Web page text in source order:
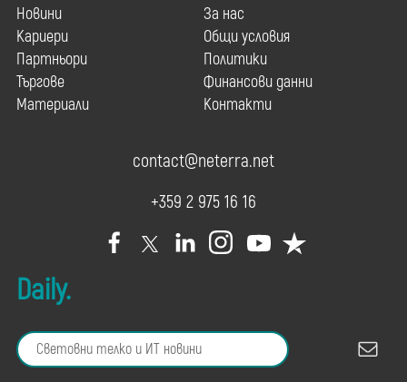
Новини
Кариери
Партньори
Търгове
Материали
За нас
Общи условия
Политики
Финансови данни
Контакти
contact@neterra.net
+359 2 975 16 16
Daily.